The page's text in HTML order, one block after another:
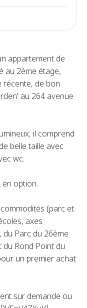
appartement de
au 2ème étage,
récente, de bon
au 264 avenue
il comprend
belle taille avec
wc.
option.
(parc et
axes
Parc du 26ème
du Rond Point du
un premier achat
sur demande ou